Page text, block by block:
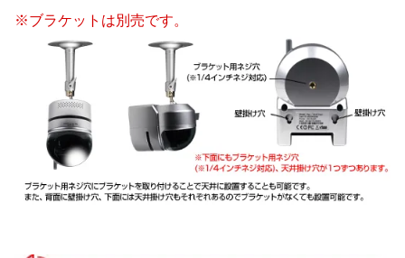
※ブラケットは別売です。